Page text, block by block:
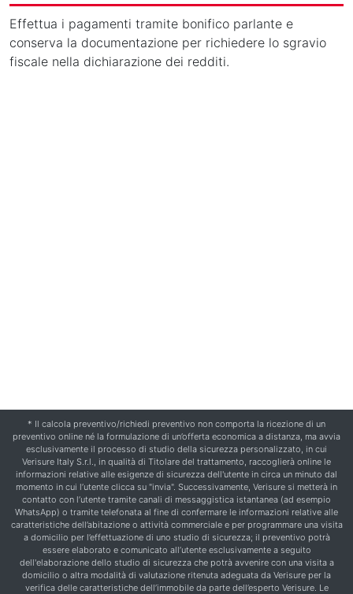
Effettua i pagamenti tramite bonifico parlante e
conserva la documentazione per richiedere lo sgravio
fiscale nella dichiarazione dei redditi.
* Il calcola preventivo/richiedi preventivo non comporta la ricezione di un
preventivo online né la formulazione di un’offerta economica a distanza, ma avvia
esclusivamente il processo di studio della sicurezza personalizzato, in cui
Verisure Italy S.r.l., in qualità di Titolare del trattamento, raccoglierà online le
informazioni relative alle esigenze di sicurezza dell'utente in circa un minuto dal
momento in cui l’utente clicca su "invia". Successivamente, Verisure si metterà in
contatto con l’utente tramite canali di messaggistica istantanea (ad esempio
WhatsApp) o tramite telefonata al fine di confermare le informazioni relative alle
caratteristiche dell’abitazione o attività commerciale e per programmare una visita
a domicilio per l’effettuazione di uno studio di sicurezza; il preventivo potrà
essere elaborato e comunicato all’utente esclusivamente a seguito
dell'elaborazione dello studio di sicurezza che potrà avvenire con una visita a
domicilio o altra modalità di valutazione ritenuta adeguata da Verisure per la
verifica delle caratteristiche dell’immobile da parte dell’esperto Verisure. Le